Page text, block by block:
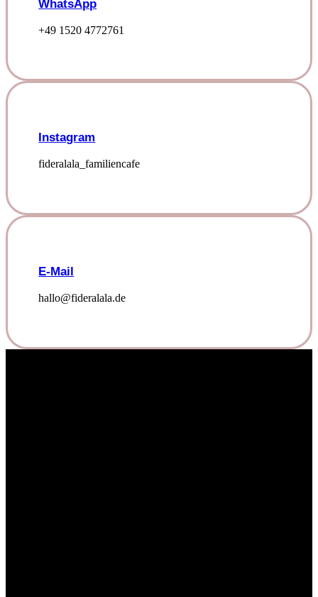
WhatsApp
+49 1520 4772761
Instagram
fideralala_familiencafe
E-Mail
hallo@fideralala.de